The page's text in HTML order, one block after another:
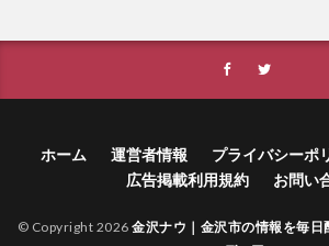
ホーム 運営者情報 プライバシーポ
広告掲載利用規約
お問い
© Copyright 2026 金沢ナウ｜金沢市の情報を毎日